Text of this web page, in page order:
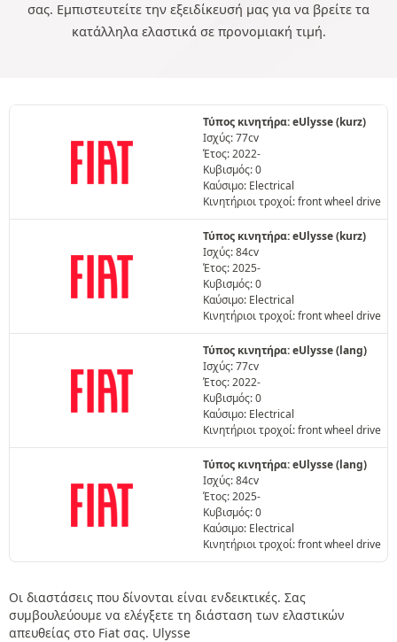
σας. Εμπιστευτείτε την εξειδίκευσή μας για να βρείτε τα
κατάλληλα ελαστικά σε προνομιακή τιμή.
Τύπος κινητήρα: eUlysse (kurz)
Ισχύς: 77cv
Έτος: 2022-
Κυβισμός: 0
Καύσιμο: Electrical
Κινητήριοι τροχοί: front wheel drive
Τύπος κινητήρα: eUlysse (kurz)
Ισχύς: 84cv
Έτος: 2025-
Κυβισμός: 0
Καύσιμο: Electrical
Κινητήριοι τροχοί: front wheel drive
Τύπος κινητήρα: eUlysse (lang)
Ισχύς: 77cv
Έτος: 2022-
Κυβισμός: 0
Καύσιμο: Electrical
Κινητήριοι τροχοί: front wheel drive
Τύπος κινητήρα: eUlysse (lang)
Ισχύς: 84cv
Έτος: 2025-
Κυβισμός: 0
Καύσιμο: Electrical
Κινητήριοι τροχοί: front wheel drive
Οι διαστάσεις που δίνονται είναι ενδεικτικές. Σας
συμβουλεύουμε να ελέγξετε τη διάσταση των ελαστικών
απευθείας στο Fiat σας. Ulysse